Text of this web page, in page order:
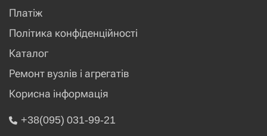
Платіж
Політика конфіденційності
Каталог
Ремонт вузлів і агрегатів
Корисна інформація
+38(095) 031-99-21